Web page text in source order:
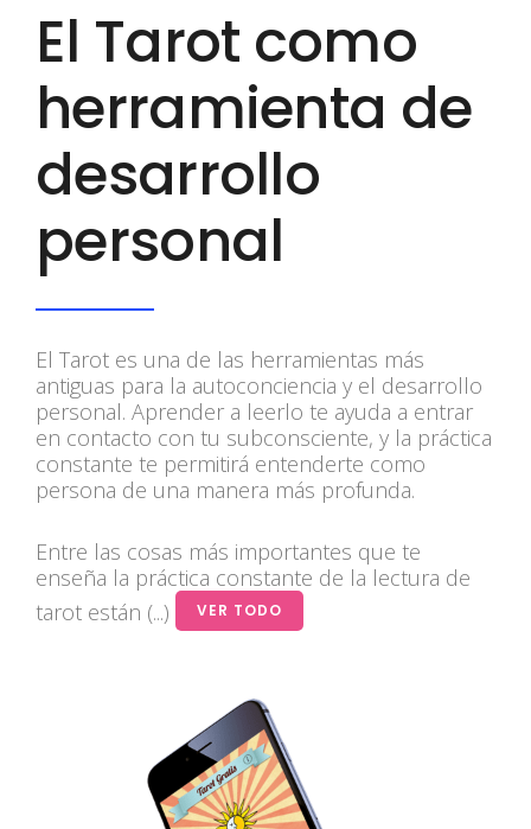
El Tarot como
herramienta de
desarrollo
personal
El Tarot es una de las herramientas más
antiguas para la autoconciencia y el desarrollo
personal. Aprender a leerlo te ayuda a entrar
en contacto con tu subconsciente, y la práctica
constante te permitirá entenderte como
persona de una manera más profunda.
Entre las cosas más importantes que te
enseña la práctica constante de la lectura de
tarot están (...)
VER TODO